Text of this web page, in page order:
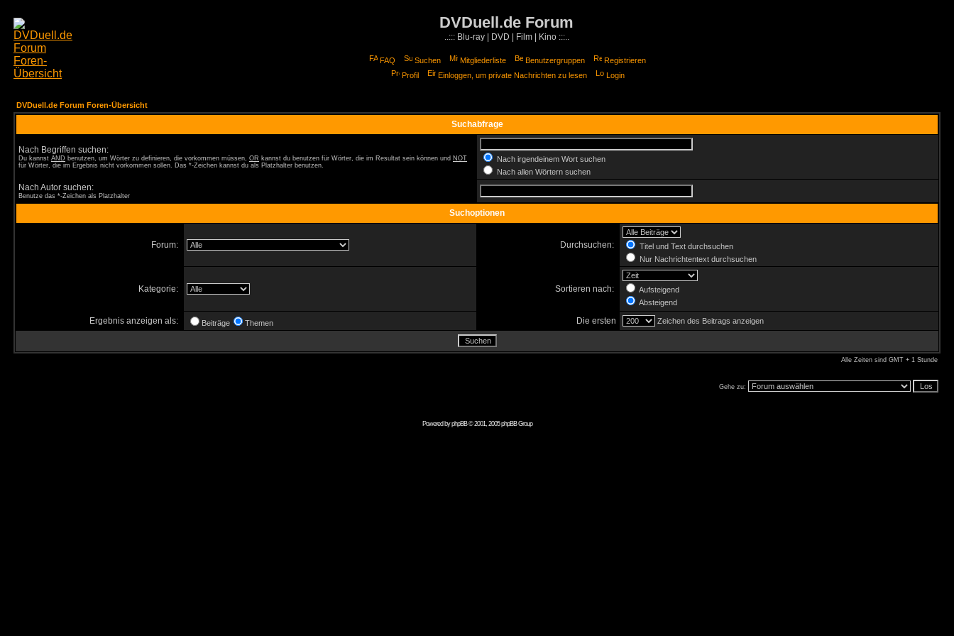
DVDuell.de Forum
..::: Blu-ray | DVD | Film | Kino :::..
FAQ Suchen Mitgliederliste Benutzergruppen
Registrieren
Profil
Einloggen, um private Nachrichten zu lesen Login
DVDuell.de Forum Foren-Übersicht
Suchabfrage
Nach Begriffen suchen:
Du kannst AND benutzen, um Wörter zu definieren, die vorkommen müssen, OR kannst du benutzen für Wörter, die im Resultat sein können und NOT
für Wörter, die im Ergebnis nicht vorkommen sollen. Das *-Zeichen kannst du als Platzhalter benutzen.
Nach irgendeinem Wort suchen
Nach allen Wörtern suchen
Nach Autor suchen:
Benutze das *-Zeichen als Platzhalter
Suchoptionen
Forum: Durchsuchen:
Titel und Text durchsuchen
Nur Nachrichtentext durchsuchen
Kategorie: Sortieren nach:
Aufsteigend
Absteigend
Ergebnis anzeigen als: Beiträge Themen Die ersten Zeichen des Beitrags anzeigen
Alle Zeiten sind GMT + 1 Stunde
Gehe zu:
Powered byphpBB© 2001, 2005 phpBB Group